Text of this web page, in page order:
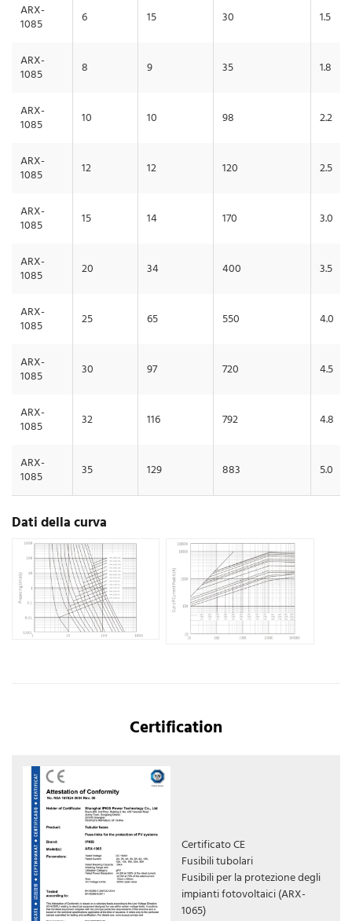
ARX-
1085 6 15 30 1.5
ARX-
1085 8 9 35 1.8
ARX-
1085 10 10 98 2.2
ARX-
1085 12 12 120 2.5
ARX-
1085 15 14 170 3.0
ARX-
1085 20 34 400 3.5
ARX-
1085 25 65 550 4.0
ARX-
1085 30 97 720 4.5
ARX-
1085 32 116 792 4.8
ARX-
1085 35 129 883 5.0
Dati della curva
Certification
Certificato CE
Fusibili tubolari
Fusibili per la protezione degli
impianti fotovoltaici (ARX-
1065)